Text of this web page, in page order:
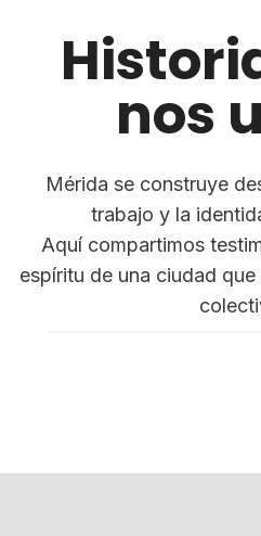
nos
Mérida se construye
trabajo y la
Aquí compartimos
espíritu de una ciudad